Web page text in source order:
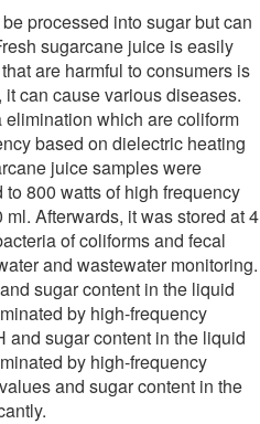
processed into sugar but can
sugarcane juice is easily
are harmful to consumers is
can cause various diseases.
which are coliform
based on dielectric heating
juice samples were
800 watts of high frequency
Afterwards, it was stored at 4
of coliforms and fecal
and wastewater monitoring.
sugar content in the liquid
by high-frequency
and sugar content in the liquid
by high-frequency
and sugar content in the